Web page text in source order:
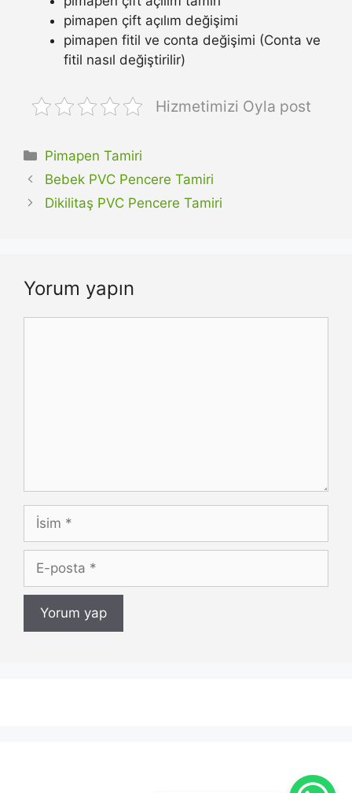
pimapen çift açılım değişimi
pimapen fitil ve conta değişimi (Conta ve
fitil nasıl değiştirilir)
Hizmetimizi Oyla post
Kategoriler
Pimapen Tamiri
Bebek PVC Pencere Tamiri
Dikilitaş PVC Pencere Tamiri
Yorum yapın
İsim
posta